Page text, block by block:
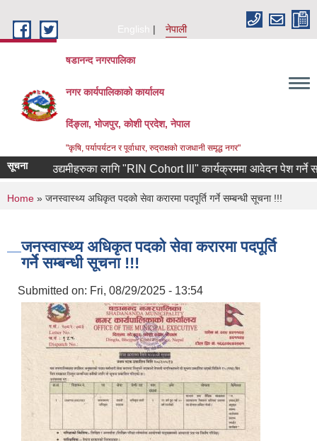
English
नेपाली
षडानन्द नगरपालिका
नगर कार्यपालिकाको कार्यालय
दिंङ्ला, भोजपुर, कोशी प्रदेश, नेपाल
"कृषि, पर्यापर्यटन र पूर्वाधार, रुद्राक्षको राजधानी समृद्ध नगर"
सूचना
फर्केका उद्यमीहरुका लागि "RIN Cohort lll" कार्यक्रममा आवेदन पेश गर्ने
You are here
Home » जनस्वास्थ्य अधिकृत पदको सेवा करारमा पदपूर्ति गर्ने सम्बन्धी सूचना !!!
जनस्वास्थ्य अधिकृत पदको सेवा करारमा पदपूर्ति
गर्ने सम्बन्धी सूचना !!!
Submitted on: Fri, 08/29/2025 - 13:54